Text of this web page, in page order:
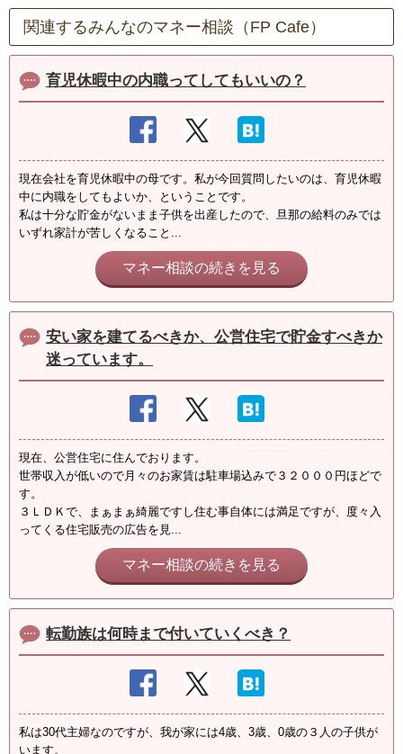
関連するみんなのマネー相談（FP Cafe）
育児休暇中の内職ってしてもいいの？
現在会社を育児休暇中の母です。私が今回質問したいのは、育児休暇
中に内職をしてもよいか、ということです。
私は十分な貯金がないまま子供を出産したので、旦那の給料のみでは
いずれ家計が苦しくなること...
マネー相談の続きを見る
安い家を建てるべきか、公営住宅で貯金すべきか
迷っています。
現在、公営住宅に住んでおります。
世帯収入が低いので月々のお家賃は駐車場込みで３２０００円ほどで
す。
３ＬＤＫで、まぁまぁ綺麗ですし住む事自体には満足ですが、度々入
ってくる住宅販売の広告を見...
マネー相談の続きを見る
転勤族は何時まで付いていくべき？
私は30代主婦なのですが、我が家には4歳、3歳、0歳の３人の子供が
います。